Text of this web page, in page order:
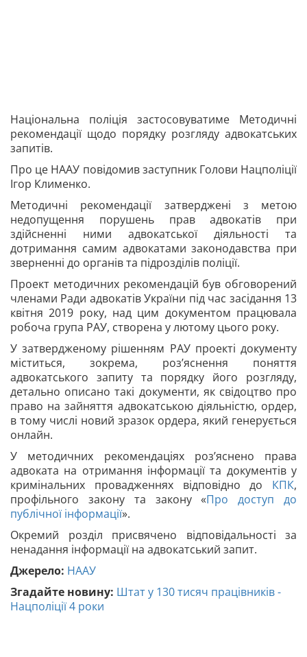
Національна поліція застосовуватиме Методичні
рекомендації щодо порядку розгляду адвокатських
запитів.
Про це НААУ повідомив заступник Голови Нацполіції
Ігор Клименко.
Методичні рекомендації затверджені з метою
недопущення порушень прав адвокатів при
здійсненні ними адвокатської діяльності та
дотримання самим адвокатами законодавства при
зверненні до органів та підрозділів поліції.
Проект методичних рекомендацій був обговорений
членами Ради адвокатів України під час засідання 13
квітня 2019 року, над цим документом працювала
робоча група РАУ, створена у лютому цього року.
У затвердженому рішенням РАУ проекті документу
міститься, зокрема, роз’яснення поняття
адвокатського запиту та порядку його розгляду,
детально описано такі документи, як свідоцтво про
право на зайняття адвокатською діяльністю, ордер,
в тому числі новий зразок ордера, який генерується
онлайн.
У методичних рекомендаціях роз’яснено права
адвоката на отримання інформації та документів у
кримінальних провадженнях відповідно до КПК,
профільного закону та закону «Про доступ до
публічної інформації».
Окремий розділ присвячено відповідальності за
ненадання інформації на адвокатський запит.
Джерело: НААУ
Згадайте новину: Штат у 130 тисяч працівників -
Нацполіції 4 роки